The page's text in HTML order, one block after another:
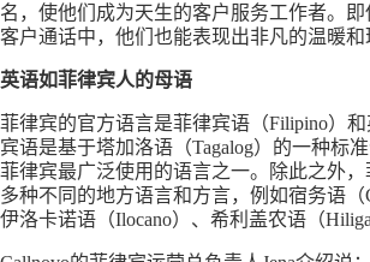
名，使他们成为天生的客户服务工作者。即
客户通话中，他们也能表现出非凡的温暖和
英语如菲律宾人的母语
菲律宾的官方语言是菲律宾语（Filipino）
宾语是基于塔加洛语（Tagalog）的一种标
菲律宾最广泛使用的语言之一。除此之外，
多种不同的地方语言和方言，例如宿务语（
伊洛卡诺语（Ilocano）、希利盖农语（